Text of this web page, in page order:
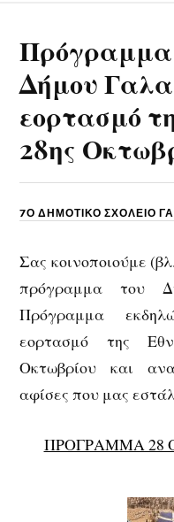
Δήμου
εορτασμό
28ης
7Ο ΔΗΜΟΤΙΚΟ ΣΧΟΛΕΙΟ
Σας κοινοποιούμε
πρόγραμμα του
Πρόγραμμα
εορτασμό της
Οκτωβρίου και
αφίσες που μας
ΠΡΟΓΡΑΜΜΑ 28